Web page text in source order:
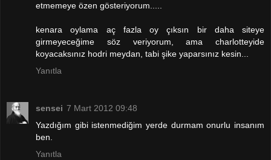
etmemeye özen gösteriyorum.....
kenara oylama aç fazla oy çıksın bir daha siteye
girmeyeceğime söz veriyorum, ama charlotteyide
koyacaksınız hodri meydan, tabi şike yaparsınız kesin...
Yanıtla
sensei 7 Mart 2012 09:48
Yazdığım gibi istenmediğim yerde durmam onurlu insanım
ben.
Yanıtla